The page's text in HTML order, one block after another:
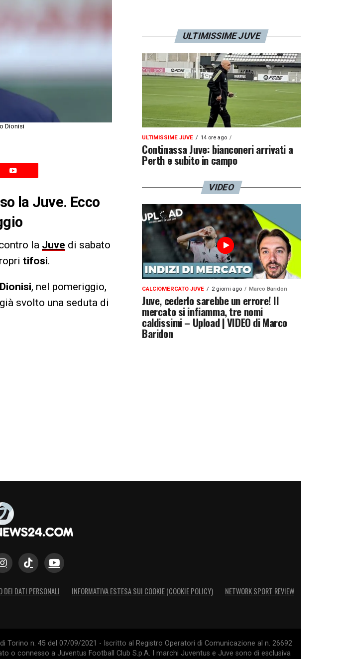
Dionisi
la Juve. Ecco
la Juve di sabato
tifosi.
Dionisi, nel pomeriggio,
svolto una seduta di
ULTIMISSIME JUVE
ULTIMISSIME JUVE 14 ore ago
Continassa Juve: bianconeri arrivati a
Perth e subito in campo
VIDEO
CALCIOMERCATO JUVE 2 giorni ago Marco Baridon
Juve, cederlo sarebbe un errore! Il
mercato si infiamma, tre nomi
caldissimi – Upload | VIDEO di Marco
Baridon
DEI DATI PERSONALI INFORMATIVA ESTESA SUI COOKIE (COOKIE POLICY) NETWORK SPORT REVIEW
n. 45 del 07/09/2021 - Iscritto al Registro Operatori di Comunicazione al n. 26692
o connesso a Juventus Football Club S.p.A. I marchi Juventus e Juve sono di esclusiva